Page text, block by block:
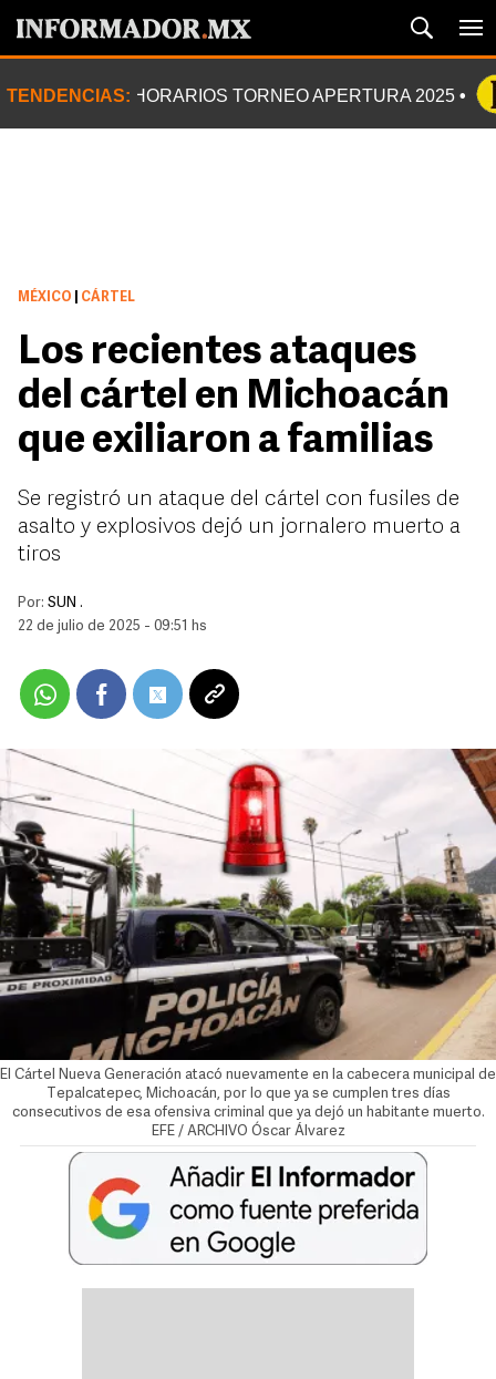
TENDENCIAS: HORARIOS TORNEO APERTURA 2025
MÉXICO CÁRTEL
Los recientes ataques
del cártel en Michoacán
que exiliaron a familias
Se registró un ataque del cártel con fusiles de
asalto y explosivos dejó un jornalero muerto a
tiros
Por: SUN .
22 de julio de 2025 - 09:51 hs
El Cártel Nueva Generación atacó nuevamente en la cabecera municipal de
Tepalcatepec, Michoacán, por lo que ya se cumplen tres días
consecutivos de esa ofensiva criminal que ya dejó un habitante muerto.
EFE / ARCHIVO Óscar Álvarez